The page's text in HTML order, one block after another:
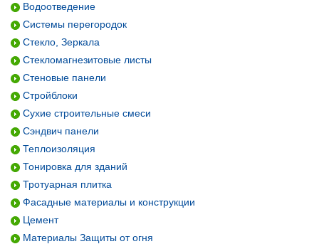
Водоотведение
Системы перегородок
Стекло, Зеркала
Стекломагнезитовые листы
Стеновые панели
Стройблоки
Сухие строительные смеси
Сэндвич панели
Теплоизоляция
Тонировка для зданий
Тротуарная плитка
Фасадные материалы и конструкции
Цемент
Материалы Защиты от огня